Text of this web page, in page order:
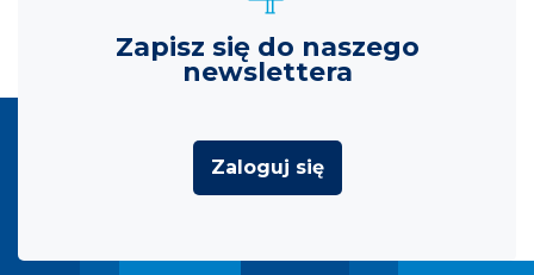
Zapisz się do naszego
newslettera
Zaloguj się